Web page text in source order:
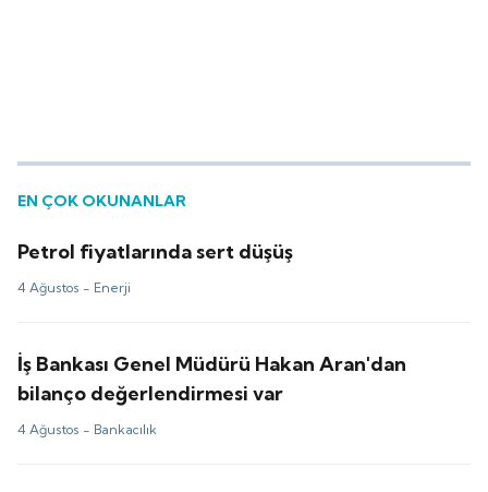
EN ÇOK OKUNANLAR
Petrol fiyatlarında sert düşüş
4 Ağustos - Enerji
İş Bankası Genel Müdürü Hakan Aran'dan
bilanço değerlendirmesi var
4 Ağustos - Bankacılık